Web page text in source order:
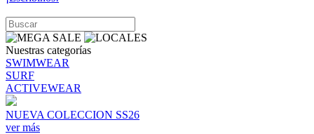
Nuestras categorías
SWIMWEAR
SURF
ACTIVEWEAR
NUEVA COLECCION SS26
ver más